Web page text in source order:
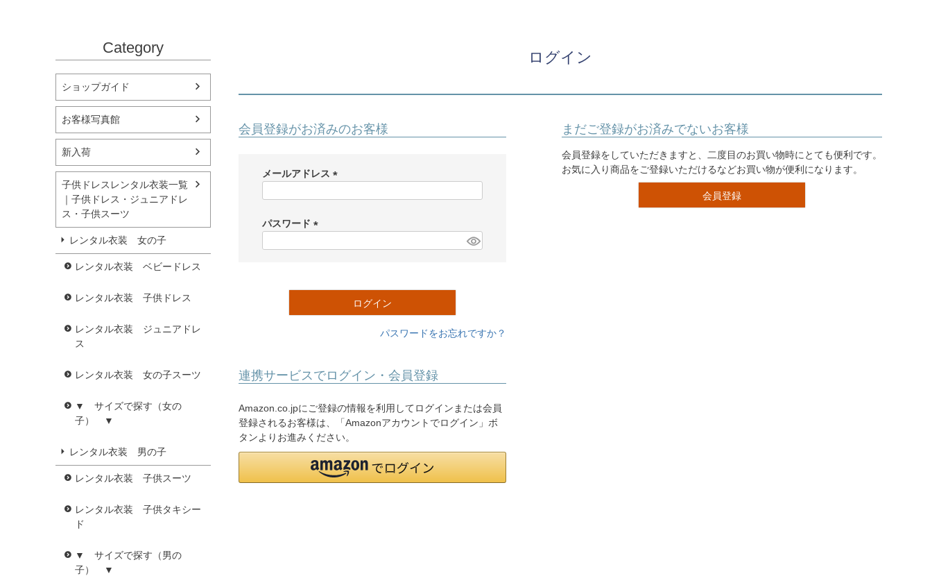
Atelier
実店舗 つくば店
Tsukuba Boutique
〒 茨城県土浦市大町14-16-1F
営業 10:00–18:00（完全予約制）
定休 月曜日
店舗を予約する →
対応 七五三・発表会・記念撮影
Web または お電話
ヘアメイク・着付け
Category
ショップガイド
お客様写真館
新入荷
子供ドレスレンタル衣装一覧
｜子供ドレス・ジュニアドレ
ス・子供スーツ
レンタル衣装 女の子
レンタル衣装 ベビードレス
レンタル衣装 子供ドレス
レンタル衣装 ジュニアドレ
ス
レンタル衣装 女の子スーツ
▼ サイズで探す（女の
子） ▼
レンタル衣装 男の子
レンタル衣装 子供スーツ
レンタル衣装 子供タキシー
ド
▼ サイズで探す（男の
子） ▼
ログイン
会員登録がお済みのお客様
メールアドレス
)
パスワード
ログイン
パスワードをお忘れですか？
連携サービスでログイン・会員登録
Amazon.co.jpにご登録の情報を利用してログインまたは会員
登録されるお客様は、「Amazonアカウントでログイン」ボ
タンよりお進みください。
まだご登録がお済みでないお客様
会員登録をしていただきますと、二度目のお買い物時にとても便利です。
お気に入り商品をご登録いただけるなどお買い物が便利になります。
会員登録